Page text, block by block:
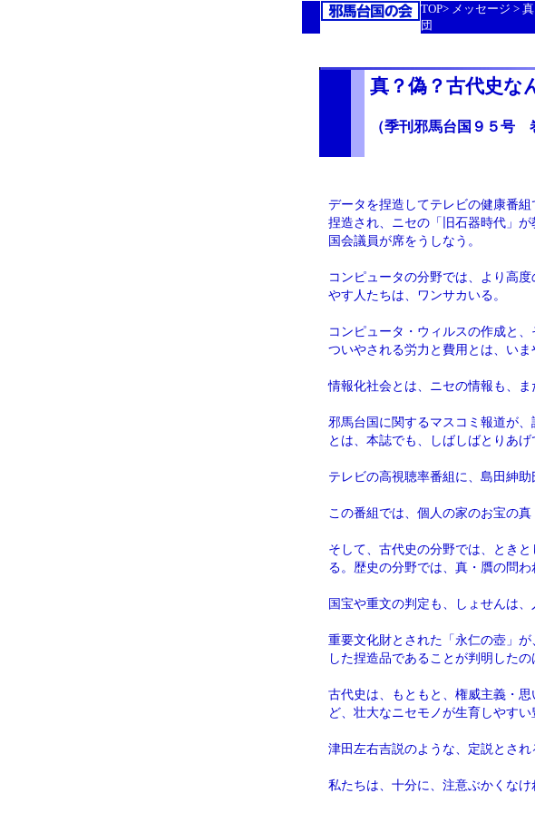
TOP> メッセージ >
団
真？偽？古代史
（季刊邪馬台国９５号
データを捏造してテレビの健康番
捏造され、ニセの「旧石器時代」
国会議員が席をうしなう。
コンピュータの分野では、より高
やす人たちは、ワンサカいる。
コンピュータ・ウィルスの作成と
ついやされる労力と費用とは、いま
情報化社会とは、ニセの情報も、ま
邪馬台国に関するマスコミ報道が
とは、本誌でも、しばしばとりあげ
テレビの高視聴率番組に、島田紳
この番組では、個人の家のお宝の真
そして、古代史の分野では、とき
る。歴史の分野では、真・贋の問わ
国宝や重文の判定も、しょせんは
重要文化財とされた「永仁の壺」
した捏造品であることが判明した
古代史は、もともと、権威主義・
ど、壮大なニセモノが生育しやす
津田左右吉説のような、定説とさ
私たちは、十分に、注意ぶかくなけ